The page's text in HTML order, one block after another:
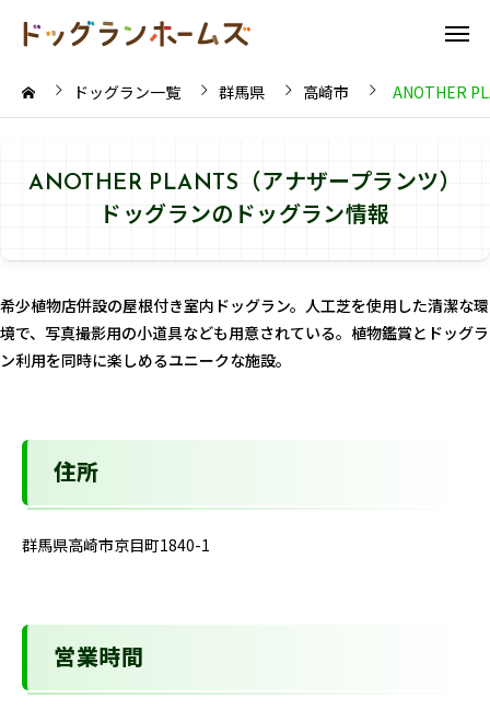
ドッグラン一覧 群馬県 高崎市 ANOTHER
ANOTHER PLANTS（アナザープランツ）
ドッグランのドッグラン情報
希少植物店併設の屋根付き室内ドッグラン。人工芝を使用した清潔な環
境で、写真撮影用の小道具なども用意されている。植物鑑賞とドッグラ
ン利用を同時に楽しめるユニークな施設。
住所
群馬県高崎市京目町1840-1
営業時間